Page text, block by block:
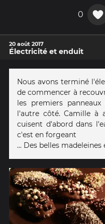
0
20 août 2017
Électricité et enduit
Nous avons terminé
de commencer à
les premiers
l'autre côté. Camille à
cuisent d'abord dans
c'est en forgeant
... Des belles madeleines